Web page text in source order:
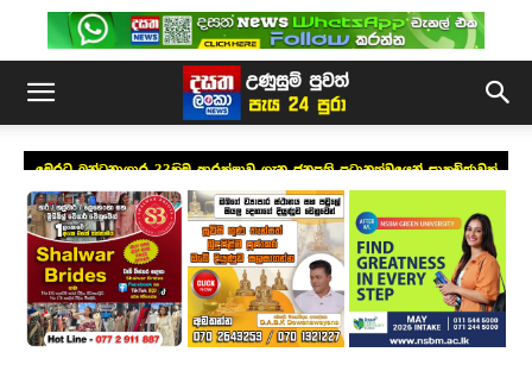
මෙරට බන්ධනාගාර 33හිම ආරක්ෂාව ගැන ජනපති ප්‍රධානත්වයෙන් සාකච්ඡාවක්